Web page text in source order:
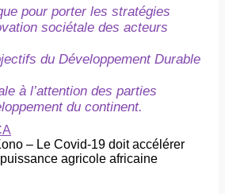
pour porter les stratégies
sociétale des acteurs
du Développement Durable
à l’attention des parties
du continent.